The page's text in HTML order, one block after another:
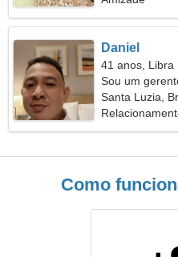
Daniel
41 anos, Libra
Sou um
mulher
Santa Luzia,
Como